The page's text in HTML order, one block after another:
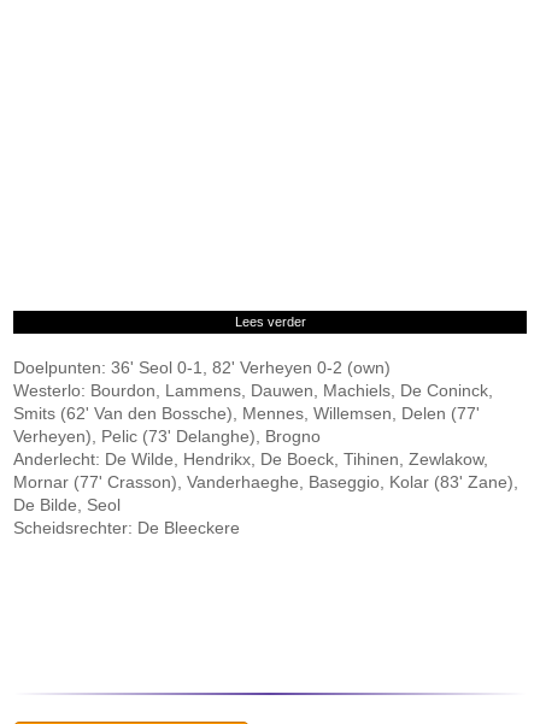
Lees verder
Doelpunten: 36' Seol 0-1, 82' Verheyen 0-2 (own)
Westerlo: Bourdon, Lammens, Dauwen, Machiels, De Coninck,
Smits (62' Van den Bossche), Mennes, Willemsen, Delen (77'
Verheyen), Pelic (73' Delanghe), Brogno
Anderlecht: De Wilde, Hendrikx, De Boeck, Tihinen, Zewlakow,
Mornar (77' Crasson), Vanderhaeghe, Baseggio, Kolar (83' Zane),
De Bilde, Seol
Scheidsrechter: De Bleeckere